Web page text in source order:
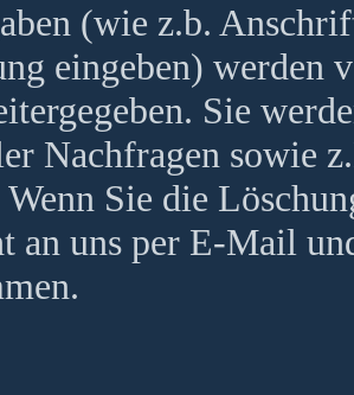
(wie z.b.
eingeben) werden
Sie
Nachfragen sowie
Sie die
an uns per E-Mail